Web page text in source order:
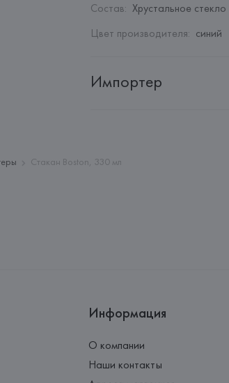
Состав: Хрустальное стекло
Цвет производителя: синий
Импортер
Производитель:
Стакан Boston, 330 мл
Информация
О компании
Наши контакты